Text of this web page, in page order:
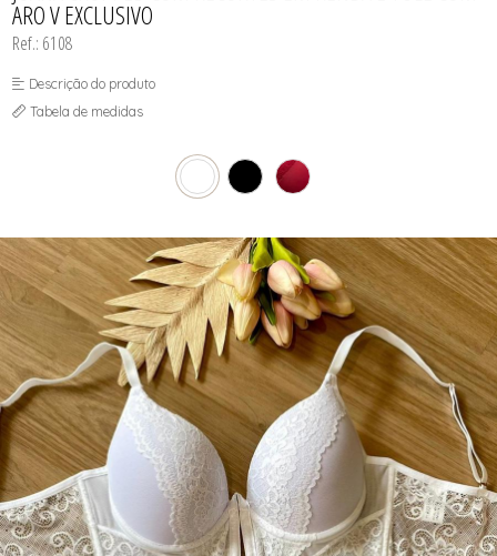
ARO V EXCLUSIVO
Ref.: 6108
Descrição do produto
Tabela de medidas